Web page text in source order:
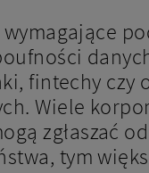
fintechy czy
Wiele
zgłaszać
tym